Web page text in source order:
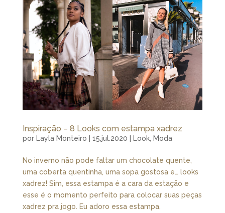
Inspiração – 8 Looks com estampa xadrez
por Layla Monteiro 15.jul.2020 Look, Moda
No inverno não pode faltar um chocolate quente,
uma coberta quentinha, uma sopa gostosa e… looks
xadrez! Sim, essa estampa é a cara da estação e
esse é o momento perfeito para colocar suas peças
xadrez pra jogo. Eu adoro essa estampa,